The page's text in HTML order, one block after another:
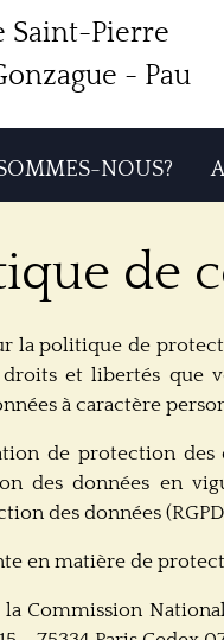
Saint-Pierre
- Pau
NOUS?
de
la politique de
et libertés que
à caractère
de protection
des données en
des données
en matière de
la Commission